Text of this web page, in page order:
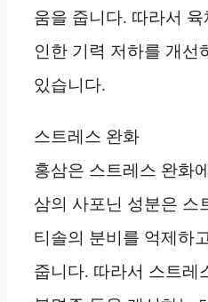
움을 줍니다. 따라서
인한 기력 저하를 개선
있습니다.
스트레스 완화
홍삼은 스트레스 완화
삼의 사포닌 성분은 스
티솔의 분비를 억제하
줍니다. 따라서 스트레